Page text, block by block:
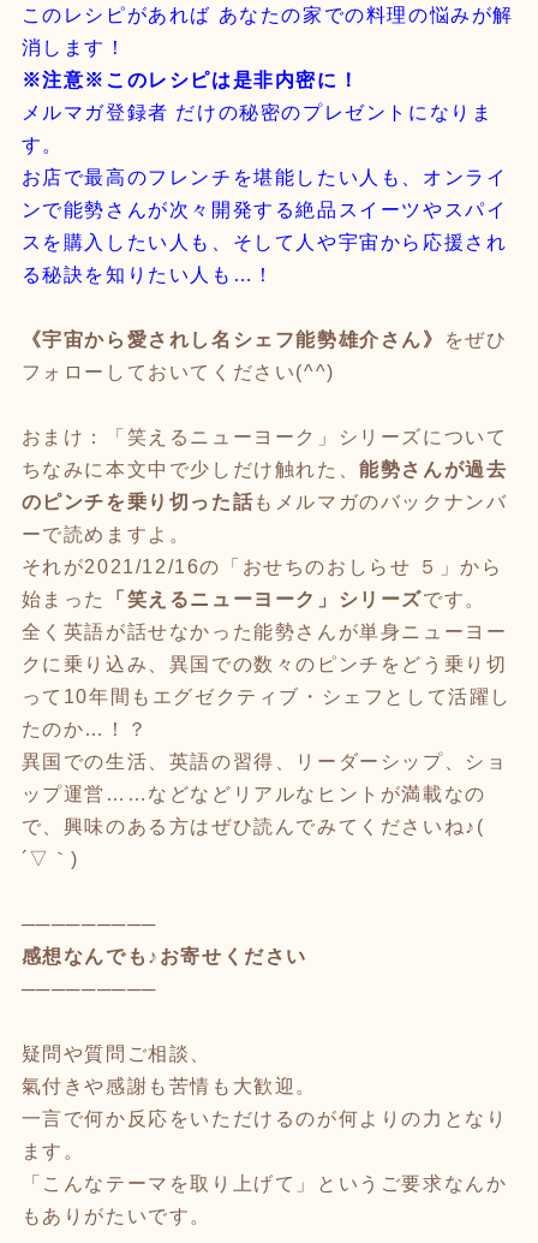
このレシピがあれば あなたの家での料理の悩みが解
消します！
※注意※このレシピは是非内密に！
メルマガ登録者 だけの秘密のプレゼントになりま
す。
お店で最高のフレンチを堪能したい人も、オンライ
ンで能勢さんが次々開発する絶品スイーツやスパイ
スを購入したい人も、そして人や宇宙から応援され
る秘訣を知りたい人も…！
《宇宙から愛されし名シェフ能勢雄介さん》
をぜひ
フォローしておいてください(^^)
おまけ：「笑えるニューヨーク」シリーズについて
ちなみに本文中で少しだけ触れた、能勢さんが過去
のピンチを乗り切った話も メルマガのバックナンバ
ーで読めますよ。
それが2021/12/16の
「おせちのおしらせ ５」から
始まった
「笑えるニューヨーク」シリーズです。
全く英語が話せなかった能勢さんが単身ニューヨー
クに乗り込み、異国での数々のピンチをどう乗り切
って10年間もエグゼクティブ・シェフとして活躍し
たのか…！？
異国での生活、英語の習得、リーダーシップ、ショ
ップ運営……などなどリアルなヒントが満載なの
で、興味のある方はぜひ読んでみてくださいね♪(
´▽｀)
─────────
感想なんでも♪お寄せください
─────────
疑問や質問ご相談、
氣付きや感謝も苦情も大歓迎。
一言で何か反応をいただけるのが何よりの力となり
ます。
「こんなテーマを取り上げて」というご要求なんか
もありがたいです。